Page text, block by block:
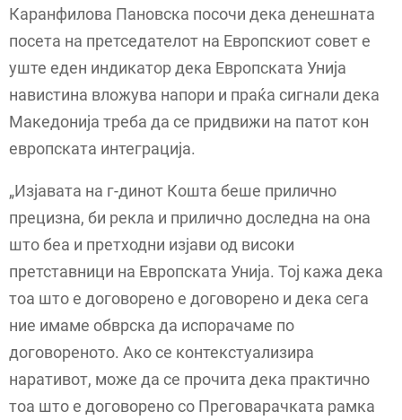
Каранфилова Пановска посочи дека денешната
посета на претседателот на Европскиот совет е
уште еден индикатор дека Европската Унија
навистина вложува напори и праќа сигнали дека
Македонија треба да се придвижи на патот кон
европската интеграција.
„Изјавата на г-динот Кошта беше прилично
прецизна, би рекла и прилично доследна на она
што беа и претходни изјави од високи
претставници на Европската Унија. Тој кажа дека
тоа што е договорено е договорено и дека сега
ние имаме обврска да испорачаме по
договореното. Ако се контекстуализира
наративот, може да се прочита дека практично
тоа што е договорено со Преговарачката рамка